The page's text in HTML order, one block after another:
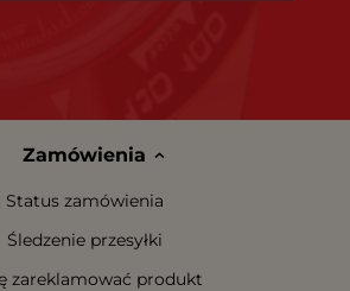
Zamówienia
Status zamówienia
Śledzenie przesyłki
zareklamować produkt